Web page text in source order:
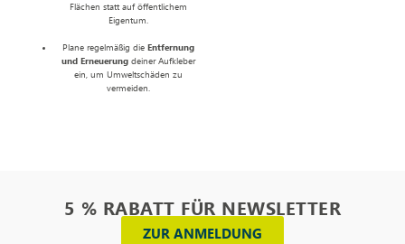
Flächen statt auf öffentlichem
Eigentum.
Plane regelmäßig die Entfernung
und Erneuerung deiner Aufkleber
ein, um Umweltschäden zu
vermeiden.
5 % RABATT FÜR NEWSLETTER
ZUR ANMELDUNG